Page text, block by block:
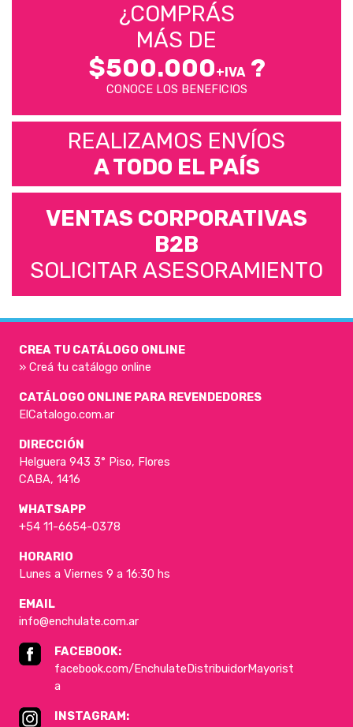
¿COMPRÁS
MÁS DE
$500.000+IVA?
CONOCE LOS BENEFICIOS
REALIZAMOS ENVÍOS
A TODO EL PAÍS
VENTAS CORPORATIVAS
B2B
SOLICITAR ASESORAMIENTO
CREA TU CATÁLOGO ONLINE
» Creá tu catálogo online
CATÁLOGO ONLINE PARA REVENDEDORES
ElCatalogo.com.ar
DIRECCIÓN
Helguera 943 3° Piso, Flores
CABA, 1416
WHATSAPP
+54 11-6654-0378
HORARIO
Lunes a Viernes 9 a 16:30 hs
EMAIL
info@enchulate.com.ar
FACEBOOK:
facebook.com/EnchulateDistribuidorMayorist
a
INSTAGRAM: